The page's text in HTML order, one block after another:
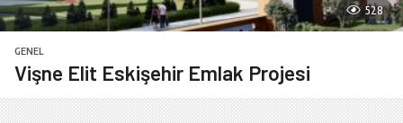
528
GENEL
Vişne Elit Eskişehir Emlak Projesi